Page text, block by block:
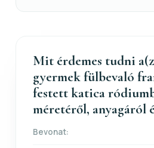
Mit érdemes tudni
gyermek fülbevaló
festett katica
méretéről, anyagáról
Bevonat: